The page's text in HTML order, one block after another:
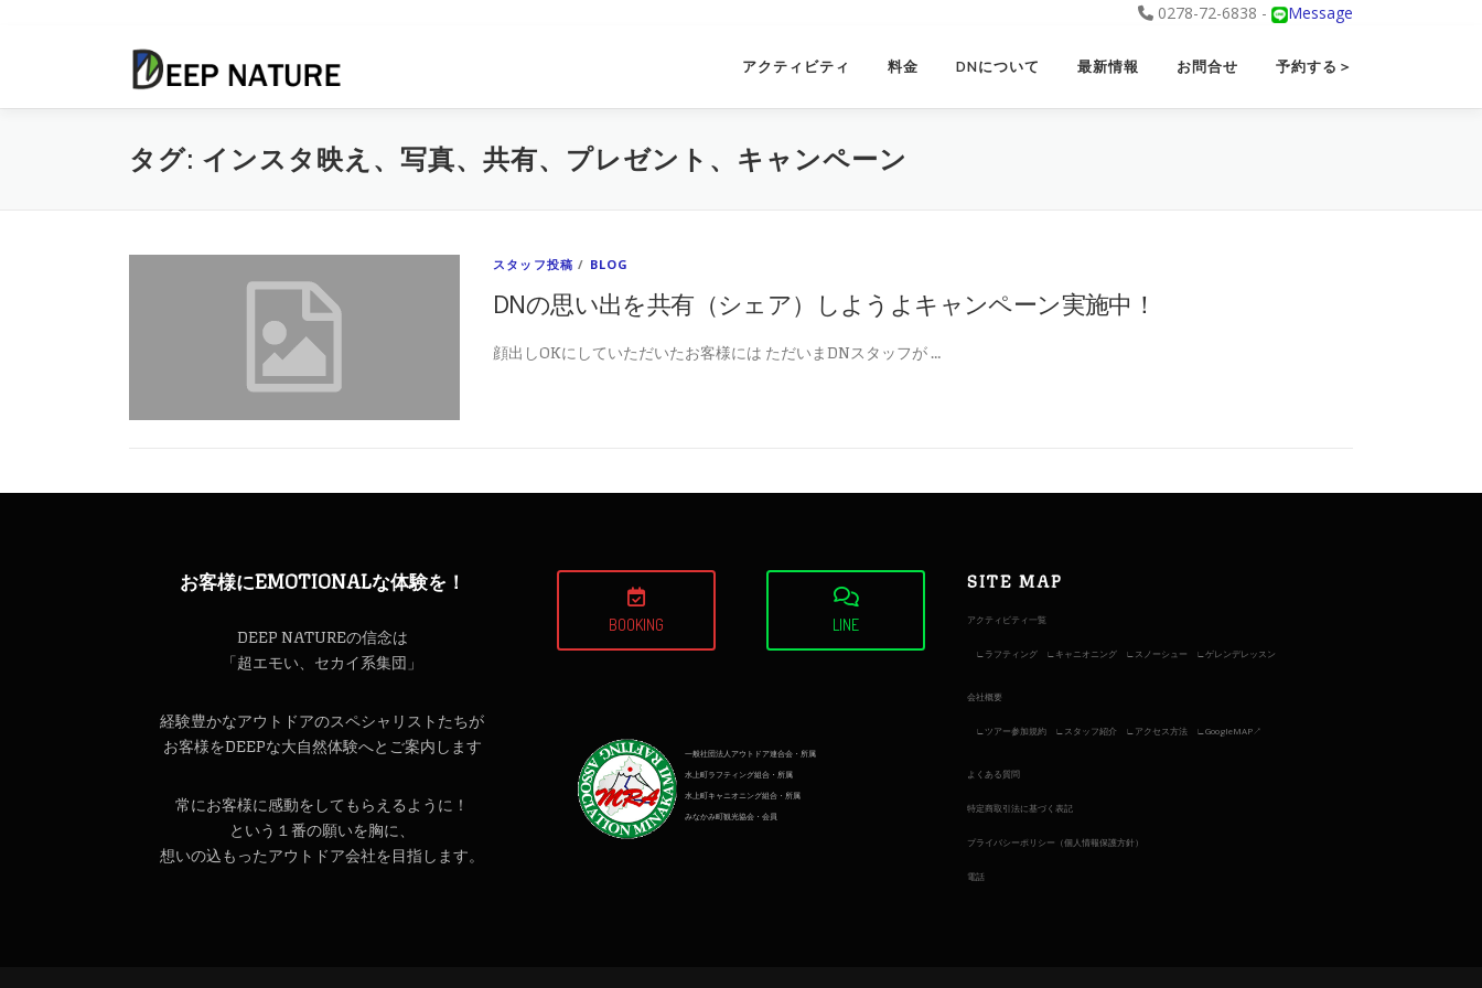
0278-72-6838 -
Message
ン
アクティビティ 料金 DNについて 最新情報 お問合せ 予約する＞
タグ: インスタ映え、写真、共有、プレゼント、キャンペーン
スタッフ投稿 / BLOG
DNの思い出を共有（シェア）しようよキャンペーン実施中！
顔出しOKにしていただいたお客様には ただいまDNスタッフが …
お客様にEMOTIONALな体験を！
DEEP NATUREの信念は
「超エモい、セカイ系集団」
経験豊かなアウトドアのスペシャリストたちが
お客様をDEEPな大自然体験へとご案内します
常にお客様に感動をしてもらえるように！
という１番の願いを胸に、
想いの込もったアウトドア会社を目指します。
BOOKING LINE
一般社団法人アウトドア連合会・所属
水上町ラフティング組合・所属
水上町キャニオニング組合・所属
みなかみ町観光協会・会員
SITE MAP
アクティビティ一覧
ラフティング キャニオニング スノーシュー ゲレンデレッスン
会社概要
ツアー参加規約 スタッフ紹介 アクセス方法 GoogleMAP↗︎
よくある質問
特定商取引法に基づく表記
プライバシーポリシー（個人情報保護方針）
電話